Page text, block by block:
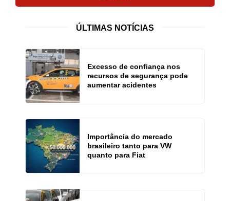
ÚLTIMAS NOTÍCIAS
Excesso de confiança nos
recursos de segurança pode
aumentar acidentes
Importância do mercado
brasileiro tanto para VW
quanto para Fiat